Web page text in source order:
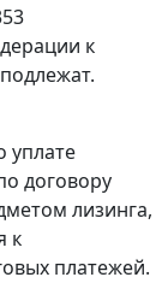
к
уплате
договору
лизинга,
к
платежей.